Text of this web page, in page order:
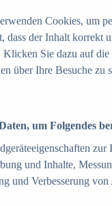
in
und weltweit
Shops in
in
Online-Handel in
Cookies, um
dass der Inhalt korrekt
Sie dazu auf
über Ihre Besuche
um Folgendes
und Inhalte,
und Verbesserung von